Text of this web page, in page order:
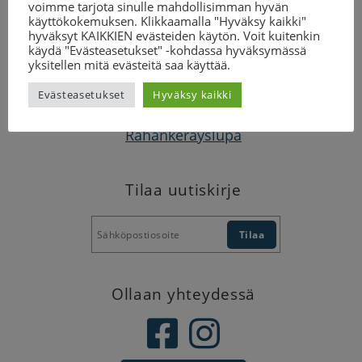
Suomen CP-liitto
Malmin kauppatie 26, 00700 Helsinki
toimisto@cp-liitto.fi
Rahankeräyslupa
Tilaa uutiskirje
Ollaan yhteydessä
voimme tarjota sinulle mahdollisimman hyvän
käyttökokemuksen. Klikkaamalla "Hyväksy kaikki"
hyväksyt KAIKKIEN evästeiden käytön. Voit kuitenkin
käydä "Evästeasetukset" -kohdassa hyväksymässä
yksitellen mitä evästeitä saa käyttää.
Evästeasetukset Hyväksy kaikki